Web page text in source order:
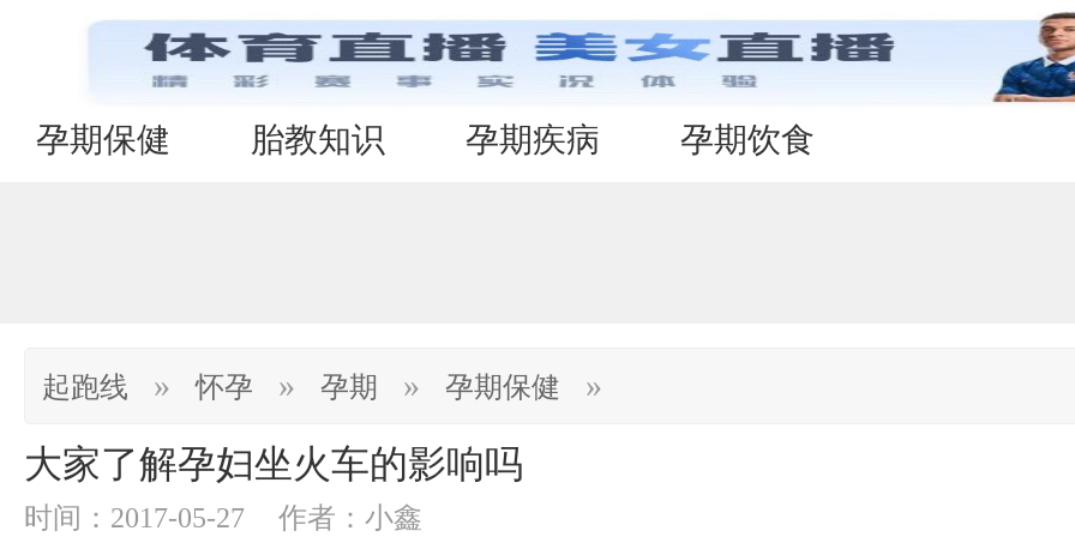
孕期保健 胎教知识 孕期疾病 孕期饮食
起跑线 » 怀孕 » 孕期 » 孕期保健 »
大家了解孕妇坐火车的影响吗
时间：2017-05-27 作者：小鑫